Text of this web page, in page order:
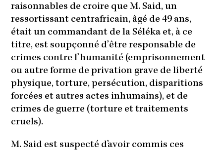
raisonnables de croire que M. Said, un
ressortissant centrafricain, âgé de 49 ans,
était un commandant de la Séléka et, à ce
titre, est soupçonné d’être responsable de
crimes contre l’humanité (emprisonnement
ou autre forme de privation grave de liberté
physique, torture, persécution, disparitions
forcées et autres actes inhumains), et de
crimes de guerre (torture et traitements
cruels).
M. Said est suspecté d’avoir commis ces